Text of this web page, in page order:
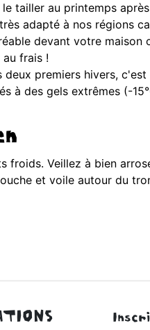
tailler au printemps
adapté à nos régions
devant votre
frais !
deux premiers hivers,
à des gels extrêmes (-
froids. Veillez à bien
et voile autour du